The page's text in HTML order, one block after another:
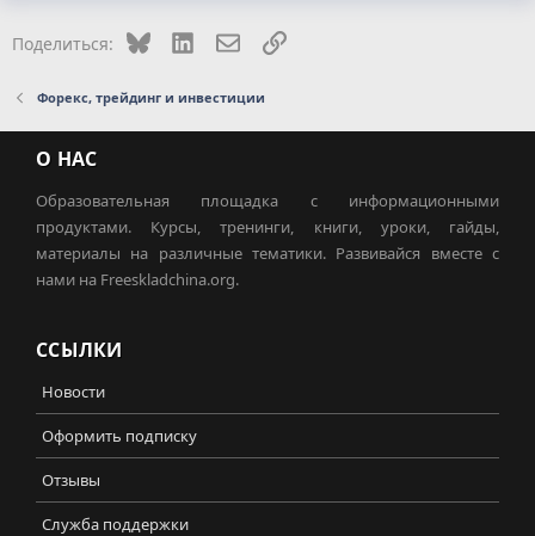
Поделиться: Bluesky LinkedInЭлектронная почта
Ссылка
Форекс, трейдинг и инвестиции
О НАС
Образовательная площадка с информационными
продуктами. Курсы, тренинги, книги, уроки, гайды,
материалы на различные тематики. Развивайся вместе с
нами на Freeskladchina.org.
ССЫЛКИ
Новости
Оформить подписку
Отзывы
Служба поддержки